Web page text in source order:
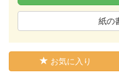
紙の
お気に入り